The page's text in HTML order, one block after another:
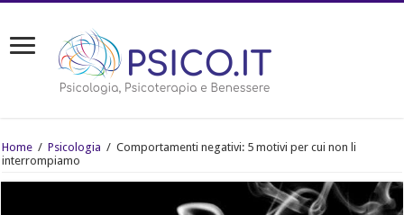
Home / Psicologia / Comportamenti negativi: 5 motivi per cui non li
interrompiamo